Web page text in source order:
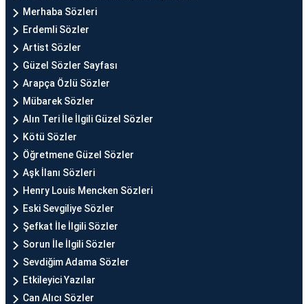
Merhaba Sözleri
Erdemli Sözler
Artist Sözler
Güzel Sözler Sayfası
Arapça Özlü Sözler
Mübarek Sözler
Alın Teri İle İlgili Güzel Sözler
Kötü Sözler
Öğretmene Güzel Sözler
Aşk İlanı Sözleri
Henry Louis Mencken Sözleri
Eski Sevgiliye Sözler
Şefkat İle İlgili Sözler
Sorun İle İlgili Sözler
Sevdiğim Adama Sözler
Etkileyici Yazılar
Can Alıcı Sözler